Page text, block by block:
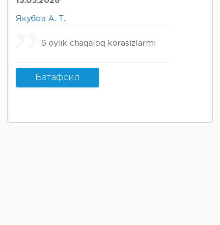
Якубов А. Т.
6 oylik chaqaloq korasizlarmi
Батафсил